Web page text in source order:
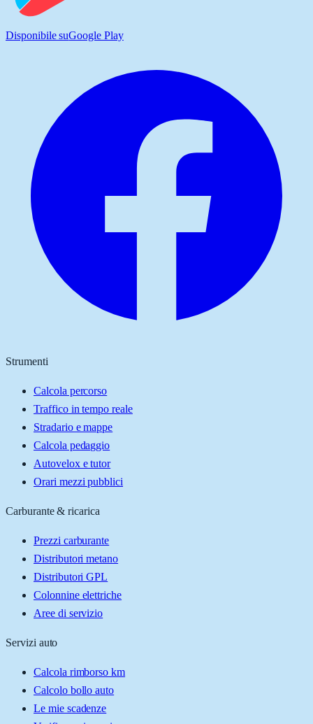
Disponibile suGoogle Play
Strumenti
Calcola percorso
Traffico in tempo reale
Stradario e mappe
Calcola pedaggio
Autovelox e tutor
Orari mezzi pubblici
Carburante & ricarica
Prezzi carburante
Distributori metano
Distributori GPL
Colonnine elettriche
Aree di servizio
Servizi auto
Calcola rimborso km
Calcolo bollo auto
Le mie scadenze